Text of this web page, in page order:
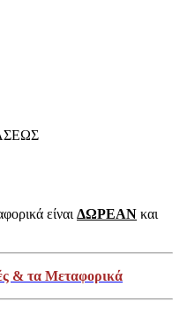
είναιΔΩΡΕΑΝ και
& τα Μεταφορικά